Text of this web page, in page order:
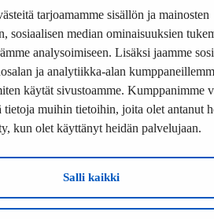
tarjoamamme sisällön ja mainosten
sosiaalisen median ominaisuuksien
analysoimiseen. Lisäksi jaamme
ja analytiikka-alan
käytät sivustoamme. Kumppanimme
tietoja muihin tietoihin, joita olet antanut
kun olet käyttänyt heidän palvelujaan.
Salli kaikki